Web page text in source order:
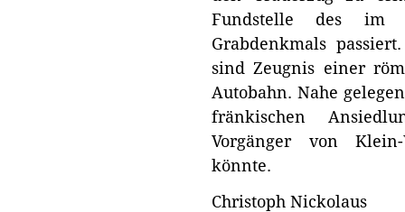
Fundstelle des im
Grabdenkmals
sind Zeugnis einer
Autobahn. Nahe
fränkischen
Vorgänger von
könnte.
Christoph Nickolaus